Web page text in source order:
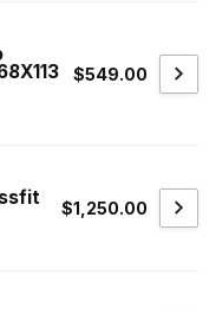
$549.00
$1,250.00